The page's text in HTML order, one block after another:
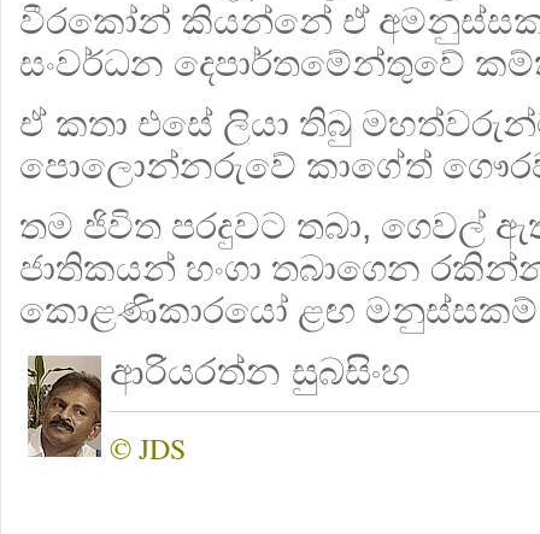
වීරකෝන් කියන්නේ ඒ
සංවර්ධන දෙපාර්තමේන්තුවේ
ඒ කතා එසේ ලියා තිබු
පොලොන්නරුවේ කාගේත්
තම ජිවිත පරදුවට තබා, ගෙවල්
ජාතිකයන් හංගා තබාගෙන
කොළණිකාරයෝ ළඟ
ආරියරත්න සුබසිංහ
© JDS